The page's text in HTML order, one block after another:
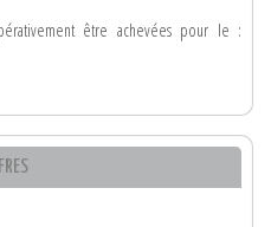
être achevées pour le :